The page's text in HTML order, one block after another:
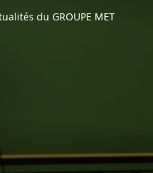
du GROUPE MET